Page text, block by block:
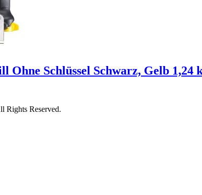
Ohne Schlüssel Schwarz, Gelb 1,24
Rights Reserved.